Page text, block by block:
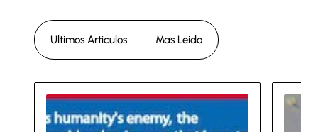
Ultimos Articulos Mas Leido